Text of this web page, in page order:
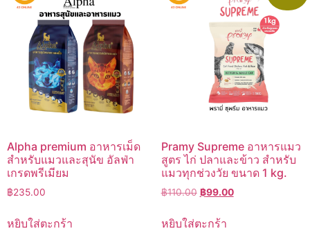
Alpha premium อาหารเม็ด
สำหรับแมวและสุนัข อัลฟ่า
เกรดพรีเมียม
฿235.00
หยิบใส่ตะกร้า
Pramy Supreme อาหารแมว
สูตร ไก่ ปลาและข้าว สำหรับ
แมวทุกช่วงวัย ขนาด 1 kg.
฿110.00 Original
was:
฿99.00Current
หยิบใส่ตะกร้า